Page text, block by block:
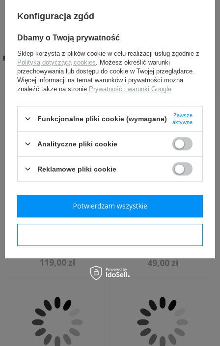
Pasta woskowa - SAPHIR BDC
Pate de Luxe 50ml
31,99 zł
Czernidło spirytusowe do
skór 60 ml
19,00 zł
INNI Z TYM PRODUKTEM KUPILI
TAKŻE:
piechoty - brązowy
119,00 zł 49,00 zł
Konfiguracja zgód
Dbamy o Twoją prywatność
Sklep korzysta z plików cookie w celu realizacji usług zgodnie z
Polityką dotyczącą cookies . Możesz określić warunki
przechowywania lub dostępu do cookie w Twojej przeglądarce.
Więcej informacji na temat warunków i prywatności można
znaleźć także na stronie Prywatność i warunki Google
Funkcjonalne pliki cookie (wymagane)
Zawsze
aktywne
Analityczne pliki cookie
Reklamowe pliki cookie
Potwierdzam wszystkie